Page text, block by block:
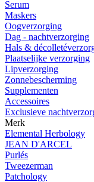
Serum
Maskers
Oogverzorging
Dag - nachtverzorging
Hals &
Plaatselijke verzorging
Lipverzorging
Zonnebescherming
Supplementen
Accessoires
Exclusieve
Merk
Elemental Herbology
JEAN D'ARCEL
Purlés
Tweezerman
Patchology